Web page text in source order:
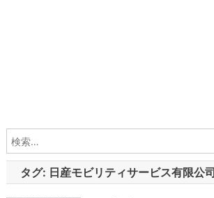
タグ: 日産モビリティサービス有限公司